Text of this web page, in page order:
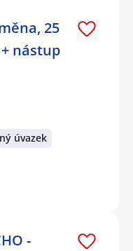
25
nástup
úvazek
-